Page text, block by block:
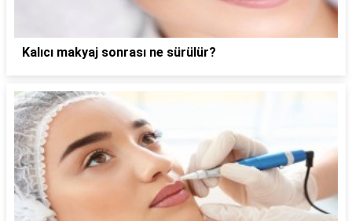
Kalıcı makyaj sonrası ne sürülür?